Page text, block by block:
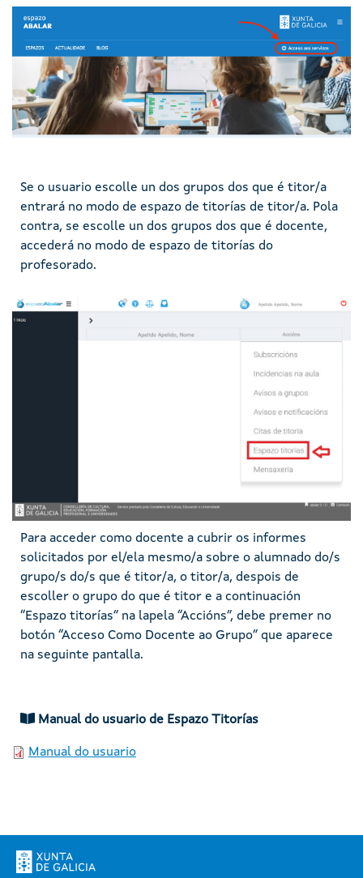
Imaxe
Se o usuario escolle un dos grupos dos que é titor/a
entrará no modo de espazo de titorías de titor/a. Pola
contra, se escolle un dos grupos dos que é docente,
accederá no modo de espazo de titorías do
profesorado.
Imaxe
Para acceder como docente a cubrir os informes
solicitados por el/ela mesmo/a sobre o alumnado do/s
grupo/s do/s que é titor/a, o titor/a, despois de
escoller o grupo do que é titor e a continuación
“Espazo titorías” na lapela “Accións”, debe premer no
botón “Acceso Como Docente ao Grupo” que aparece
na seguinte pantalla.
Manual do usuario de Espazo Titorías
Manual do usuario